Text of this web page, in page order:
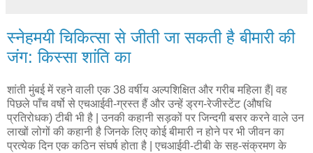
स्नेहमयी चिकित्सा से जीती जा सकती है बीमारी की
जंग: किस्सा शांति का
शांती मुंबई में रहने वाली एक 38 वर्षीय अल्पशिक्षित और गरीब महिला हैं| वह
पिछले पाँच वर्षो से एचआईवी-ग्रस्त हैं और उन्हें ड्रग-रेजीस्टेंट (औषधि
प्रतिरोधक) टीबी भी है | उनकी कहानी सड़कों पर जिन्दगी बसर करने वाले उन
लाखों लोगों की कहानी है जिनके लिए कोई बीमारी न होने पर भी जीवन का
प्रत्येक दिन एक कठिन संघर्ष होता है | एचआईवी-टीबी के सह-संक्रमण के